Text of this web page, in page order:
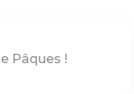
Pâques !